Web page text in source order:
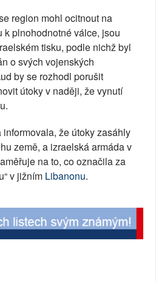
region mohl ocitnout na
k plnohodnotné válce, jsou
tisku, podle nichž byl
o svých vojenských
by se rozhodl porušit
útoky v naději, že vynutí
že útoky zasáhly
země, a izraelská armáda v
na to, co označila za
v jižním Libanonu.